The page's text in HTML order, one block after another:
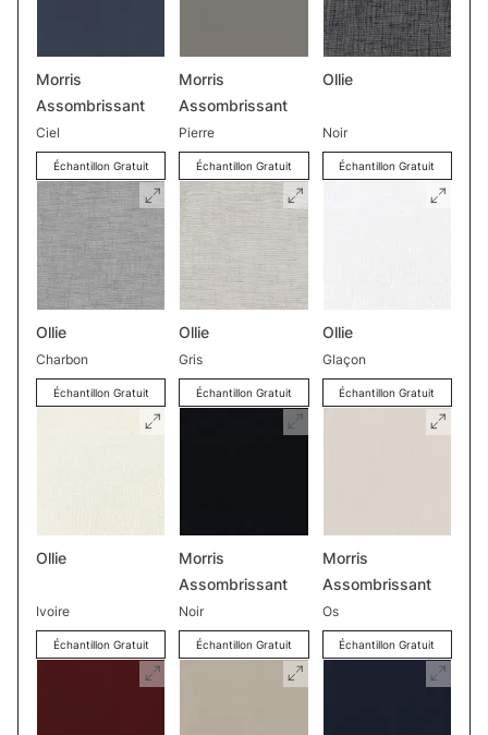
Morris
Assombrissant
Ciel
Échantillon Gratuit
Morris
Assombrissant
Pierre
Échantillon Gratuit
Ollie
Noir
Échantillon Gratuit
Ollie
Charbon
Échantillon Gratuit
Ollie
Gris
Échantillon Gratuit
Ollie
Glaçon
Échantillon Gratuit
Ollie
Ivoire
Échantillon Gratuit
Morris
Assombrissant
Noir
Échantillon Gratuit
Morris
Assombrissant
Os
Échantillon Gratuit